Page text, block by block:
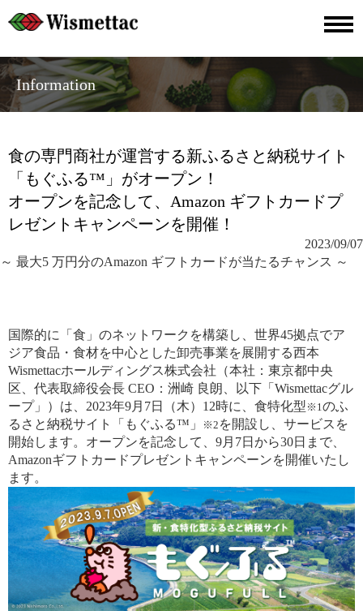
Information
食の専門商社が運営する新ふるさと納税サイト
「もぐふる™」がオープン！
オープンを記念して、Amazon ギフトカードプ
レゼントキャンペーンを開催！
2023/09/07
～ 最大5 万円分のAmazon ギフトカードが当たるチャンス ～
国際的に「食」のネットワークを構築し、世界45拠点でア
ジア食品・食材を中心とした卸売事業を展開する西本
Wismettacホールディングス株式会社（本社：東京都中央
区、代表取締役会長 CEO：洲崎 良朗、以下「Wismettacグル
ープ」）は、2023年9月7日（木）12時に、食特化型 ※1のふ
るさと納税サイト「もぐふる™」
※2 を開設し、サービスを
開始します。オープンを記念して、9月7日から30日まで、
Amazonギフトカードプレゼントキャンペーンを開催いたし
ます。